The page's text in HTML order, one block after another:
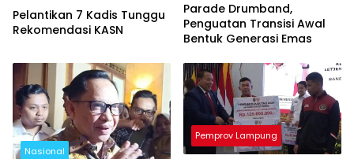
Pelantikan 7 Kadis Tunggu
Rekomendasi KASN
Parade Drumband,
Penguatan Transisi Awal
Bentuk Generasi Emas
Nasional
Pemprov Lampung